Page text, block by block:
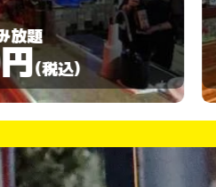
60分飲み放題
3,000円(税込)